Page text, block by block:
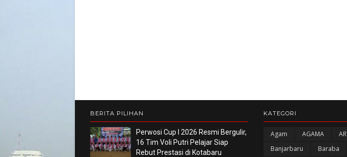
BERITA PILIHAN
Perwosi Cup I 2026 Resmi Bergulir,
16 Tim Voli Putri Pelajar Siap
Rebut Prestasi di Kotabaru
KATEGORI
Agam AGAMA
Banjarbaru
Baraba